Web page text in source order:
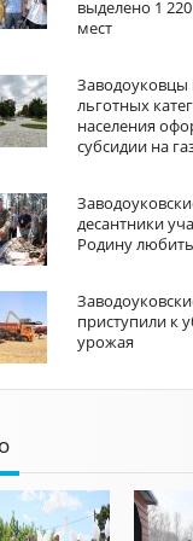
выделено 1
мест
Заводоуковцы
льготных
населения
субсидии на
десантники
Родину любить
приступили к
урожая